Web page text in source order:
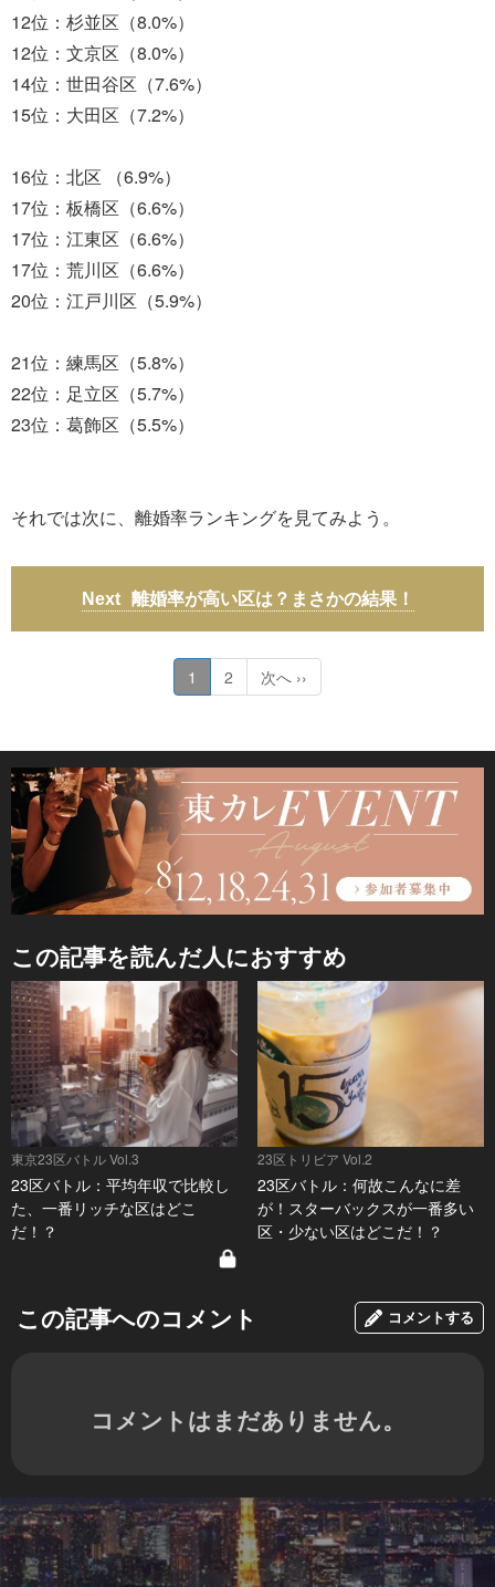
12位：杉並区（8.0%）
12位：文京区（8.0%）
14位：世田谷区（7.6%）
15位：大田区（7.2%）
16位：北区 （6.9%）
17位：板橋区（6.6%）
17位：江東区（6.6%）
17位：荒川区（6.6%）
20位：江戸川区（5.9%）
21位：練馬区（5.8%）
22位：足立区（5.7%）
23位：葛飾区（5.5%）
それでは次に、離婚率ランキングを見てみよう。
離婚率が高い区は？まさかの結果！
1 2 次へ ››
この記事を読んだ人におすすめ
東京23区バトル Vol.3
23区バトル：平均年収で比較し
た、一番リッチな区はどこ
だ！？
23区トリビア Vol.2
23区バトル：何故こんなに差
が！スターバックスが一番多い
区・少ない区はどこだ！？
この記事へのコメント コメントする
コメントはまだありません。